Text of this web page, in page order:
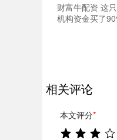
财富牛配资 这
机构资金买了
相关评论
本文评分*